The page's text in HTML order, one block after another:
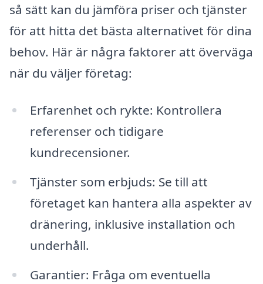
så sätt kan du jämföra priser och tjänster
för att hitta det bästa alternativet för dina
behov. Här är några faktorer att överväga
när du väljer företag:
Erfarenhet och rykte: Kontrollera
referenser och tidigare
kundrecensioner.
Tjänster som erbjuds: Se till att
företaget kan hantera alla aspekter av
dränering, inklusive installation och
underhåll.
Garantier: Fråga om eventuella